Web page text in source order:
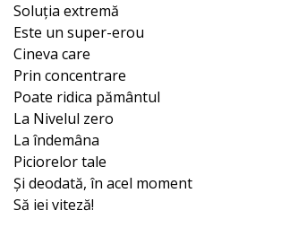
Soluția extremă
Este un super-erou
Cineva care
Prin concentrare
Poate ridica pământul
La Nivelul zero
La îndemâna
Piciorelor tale
Și deodată, în acel moment
Să iei viteză!